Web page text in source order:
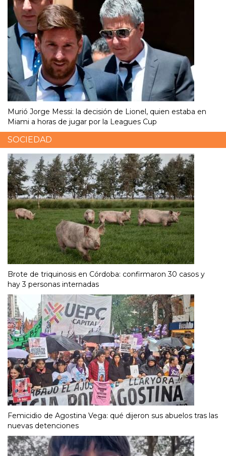
Murió Jorge Messi: la decisión de Lionel, quien estaba en
Miami a horas de jugar por la Leagues Cup
SOCIEDAD
Brote de triquinosis en Córdoba: confirmaron 30 casos y
hay 3 personas internadas
Femicidio de Agostina Vega: qué dijeron sus abuelos tras las
nuevas detenciones